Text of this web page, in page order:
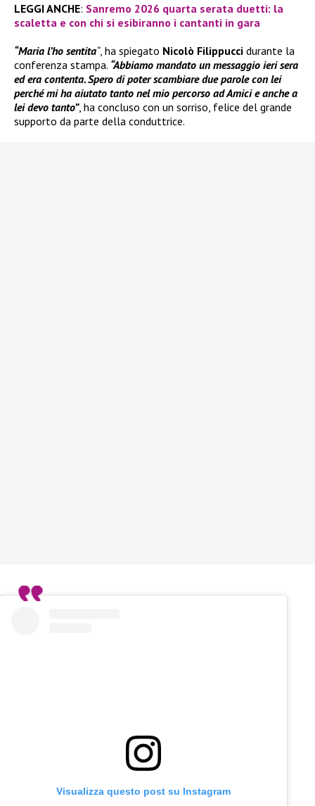
LEGGI ANCHE: Sanremo 2026 quarta serata duetti: la
scaletta e con chi si esibiranno i cantanti in gara
“Maria l’ho sentita“, ha spiegato Nicolò Filippucci durante la
conferenza stampa. “Abbiamo mandato un messaggio ieri sera
ed era contenta. Spero di poter scambiare due parole con lei
perché mi ha aiutato tanto nel mio percorso ad Amici e anche a
lei devo tanto”, ha concluso con un sorriso, felice del grande
supporto da parte della conduttrice.
Visualizza questo post su Instagram